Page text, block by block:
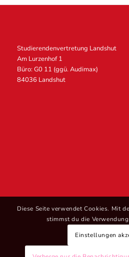
Studierendenvertretung Landshut
Am Lurzenhof 1
Büro: G0 11 (ggü. Audimax)
84036 Landshut
Diese Seite verwendet Cookies. Mit
stimmst du die
Einstellungen